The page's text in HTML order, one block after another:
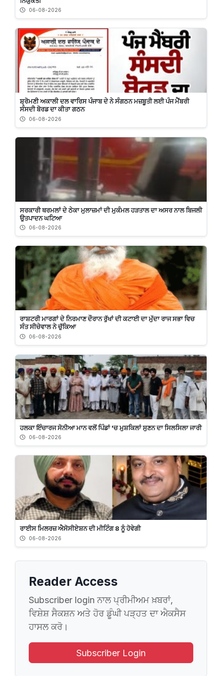
06-08-2026
ਸ਼੍ਰੋਮਣੀ ਅਕਾਲੀ ਦਲ ਵਾਰਿਸ ਪੰਜਾਬ ਦੇ ਨੇ ਸੰਗਠਨ ਮਜ਼ਬੂਤੀ ਲਈ ਪੰਜ ਮੈਂਬਰੀ
ਸੰਸਦੀ ਬੋਰਡ ਦਾ ਕੀਤਾ ਗਠਨ
06-08-2026
ਸਰਕਾਰੀ ਥਰਮਲਾਂ ਦੇ ਠੇਕਾ ਮੁਲਾਜ਼ਮਾਂ ਦੀ ਮੁਕੰਮਲ ਹੜਤਾਲ ਦਾ ਅਸਰ ਨਾਲ ਬਿਜਲੀ
ਉਤਪਾਦਨ ਘਟਿਆ
06-08-2026
ਰਾਸ਼ਟਰੀ ਮਾਰਗਾਂ ਦੇ ਨਿਰਮਾਣ ਦੌਰਾਨ ਰੁੱਖਾਂ ਦੀ ਕਟਾਈ ਦਾ ਮੁੱਦਾ ਰਾਜ ਸਭਾ ਵਿਚ
ਸੰਤ ਸੀਚੇਵਾਲ ਨੇ ਚੁੱਕਿਆ
06-08-2026
ਹਲਕਾ ਇੰਚਾਰਜ ਸੋਨੀਆ ਮਾਨ ਵਲੋਂ ਪਿੰਡਾਂ 'ਚ ਮੁਸ਼ਕਿਲਾਂ ਸੁਣਨ ਦਾ ਸਿਲਸਿਲਾ ਜਾਰੀ
06-08-2026
ਰਾਈਸ ਮਿਲਰਜ਼ ਐਸੋਸੀਏਸ਼ਨ ਦੀ ਮੀਟਿੰਗ 8 ਨੂੰ ਹੋਵੇਗੀ
06-08-2026
Reader Access
Subscriber login ਨਾਲ ਪ੍ਰੀਮੀਅਮ ਖ਼ਬਰਾਂ,
ਵਿਸ਼ੇਸ਼ ਸੈਕਸ਼ਨ ਅਤੇ ਹੋਰ ਡੂੰਘੀ ਪੜ੍ਹਤ ਦਾ ਐਕਸੈਸ
ਹਾਸਲ ਕਰੋ।
Subscriber Login